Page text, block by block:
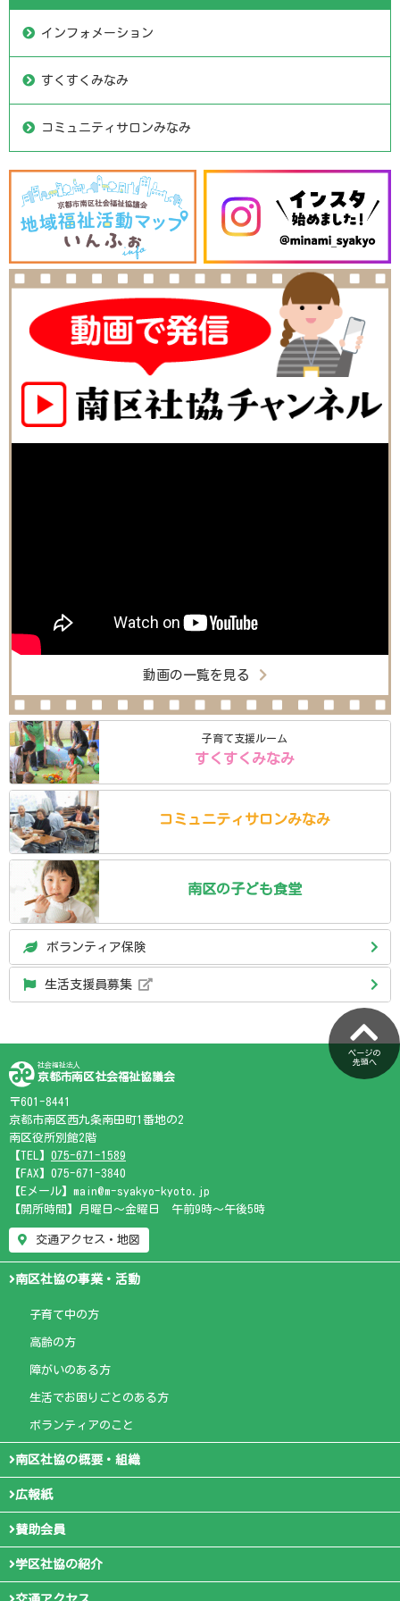
インフォメーション
すくすくみなみ
コミュニティサロンみなみ
動画の一覧を見る
子育て支援ルーム
すくすくみなみ
コミュニティ サロンみなみ
南区の子ども食堂
ボランティア保険
生活支援員募集
ページの
先頭へ
社会福祉法人
京都市南区社会福祉協議会
〒601-8441
京都市南区西九条南田町1番地の2
南区役所別館2階
【TEL】 075-671-1589
【FAX】075-671-3840
【Eメール】main@m-syakyo-kyoto.jp
【開所時間】月曜日～金曜日 午前9時～午後5時
交通アクセス・地図
南区社協の事業・活動
子育て中の方
高齢の方
障がいのある方
生活でお困りごとのある方
ボランティアのこと
南区社協の概要・組織
広報紙
賛助会員
学区社協の紹介